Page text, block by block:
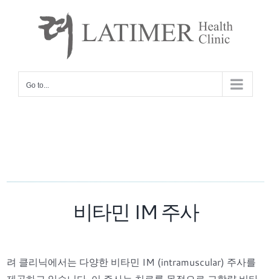
Go to...
비타민 IM 주사
려 클리닉에서는 다양한 비타민 IM (intramuscular) 주사를